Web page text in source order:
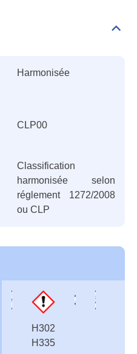
Harmonisée
CLP00
Classification
harmonisée selon
réglement 1272/2008
ou CLP
H302
H335